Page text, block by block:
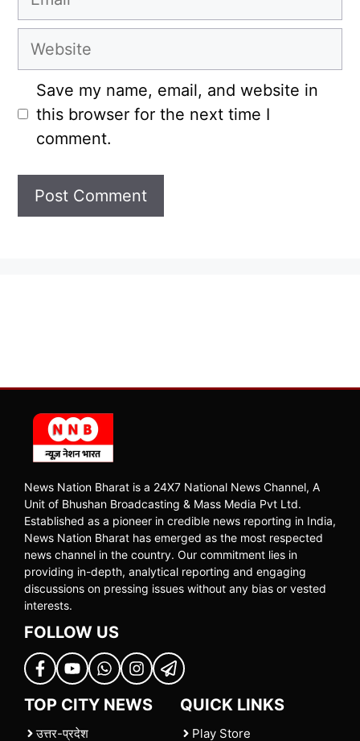
Website
Save my name, email, and website in
this browser for the next time I
comment.
News Nation Bharat is a 24X7 National News Channel, A
Unit of Bhushan Broadcasting & Mass Media Pvt Ltd.
Established as a pioneer in credible news reporting in India,
News Nation Bharat has emerged as the most respected
news channel in the country. Our commitment lies in
providing in-depth, analytical reporting and engaging
discussions on pressing issues without any bias or vested
interests.
FOLLOW US
TOP CITY NEWS
उत्तर-प्रदेश
QUICK LINKS
Play Store